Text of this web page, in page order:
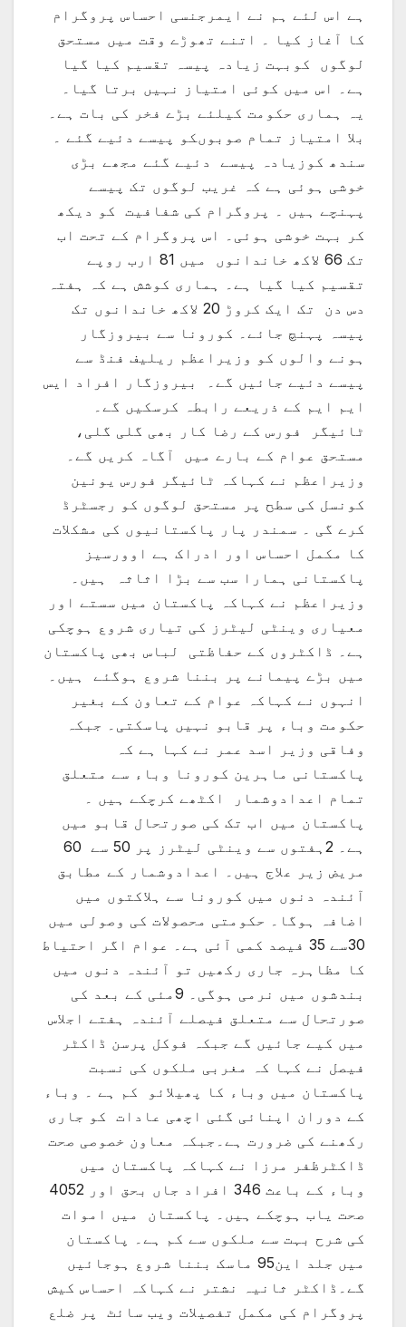
ہے اس لئے ہم نے ایمرجنسی احساس پروگرام
کا آغاز کیا ۔ اتنے تھوڑے وقت میں مستحق
لوگوں کوبہت زیادہ پیسہ تقسیم کیا گیا
ہے۔ اس میں کوئی امتیاز نہیں برتا گیا۔
یہ ہماری حکومت کیلئے بڑے فخر کی بات ہے۔
بلا امتیاز تمام صوبوںکو پیسے دئیے گئے ۔
سندھ کوزیادہ پیسے دئیے گئے مجھے بڑی
خوشی ہوئی ہے کہ غریب لوگوں تک پیسے
پہنچے ہیں ۔ پروگرام کی شفافیت کو دیکھ
کر بہت خوشی ہوئی۔ اس پروگرام کے تحت اب
تک 66 لاکھ خاندانوں میں 81 ارب روپے
تقسیم کیا گیا ہے۔ ہماری کوشش ہے کہ ہفتہ
دس دن تک ایک کروڑ 20 لاکھ خاندانوں تک
پیسہ پہنچ جائے۔ کورونا سے بیروزگار
ہونے والوں کو وزیراعظم ریلیف فنڈ سے
پیسے دئیے جائیں گے۔ بیروزگار افراد ایس
ایم ایم کے ذریعے رابطہ کرسکیں گے۔
ٹائیگر فورس کے رضا کار بھی گلی گلی،
مستحق عوام کے بارے میں آگاہ کریں گے۔
وزیراعظم نے کہاکہ ٹائیگر فورس یونین
کونسل کی سطح پر مستحق لوگوں کو رجسٹرڈ
کرے گی ۔ سمندر پار پاکستانیوں کی مشکلات
کا مکمل احساس اور ادراک ہے اوورسیز
پاکستانی ہمارا سب سے بڑا اثاثہ ہیں۔
وزیراعظم نے کہاکہ پاکستان میں سستے اور
معیاری وینٹی لیٹرز کی تیاری شروع ہوچکی
ہے۔ ڈاکٹروں کے حفاظتی لباس بھی پاکستان
میں بڑے پیمانے پر بننا شروع ہوگئے ہیں۔
انہوں نے کہاکہ عوام کے تعاون کے بغیر
حکومت وباء پر قابو نہیں پاسکتی۔ جبکہ
وفاقی وزیر اسد عمر نے کہا ہے کہ
پاکستانی ماہرین کورونا وباء سے متعلق
تمام اعدادوشمار اکٹھے کرچکے ہیں ۔
پاکستان میں اب تک کی صورتحال قابو میں
ہے۔ 2ہفتوں سے وینٹی لیٹرز پر 50 سے 60
مریض زیر علاج ہیں۔ اعدادوشمار کے مطابق
آئندہ دنوں میں کورونا سے ہلاکتوں میں
اضافہ ہوگا۔ حکومتی محصولات کی وصولی میں
30سے 35 فیصد کمی آئی ہے۔ عوام اگر احتیاط
کا مظاہرہ جاری رکھیں تو آئندہ دنوں میں
بندشوں میں نرمی ہوگی۔ 9مئی کے بعد کی
صورتحال سے متعلق فیصلے آئندہ ہفتے اجلاس
میں کیے جائیں گے جبکہ فوکل پرسن ڈاکٹر
فیصل نے کہا کہ مغربی ملکوں کی نسبت
پاکستان میں وباء کا پھیلائو کم ہے ۔ وباء
کے دوران اپنائی گئی اچھی عادات کو جاری
رکھنے کی ضرورت ہے۔جبکہ معاون خصوصی صحت
ڈاکٹرظفر مرزا نے کہاکہ پاکستان میں
وباء کے باعث 346 افراد جاں بحق اور 4052
صحت یاب ہوچکے ہیں۔ پاکستان میں اموات
کی شرح بہت سے ملکوں سے کم ہے۔ پاکستان
میں جلد این95 ماسک بننا شروع ہوجائیں
گے۔ڈاکٹر ثانیہ نشتر نے کہاکہ احساس کیش
پروگرام کی مکمل تفصیلات ویب سائٹ پر ضلع